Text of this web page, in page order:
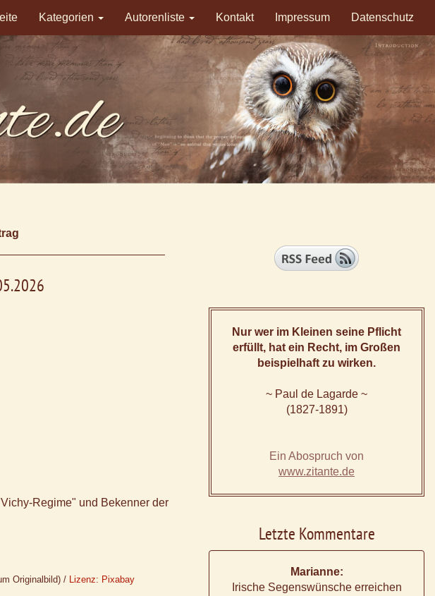
Kategorien Autorenliste Kontakt Impressum Datenschutz
Regime" und Bekenner der
Originalbild) / Lizenz: Pixabay
Nur wer im Kleinen seine Pflicht
erfüllt, hat ein Recht, im Großen
beispielhaft zu wirken.
~ Paul de Lagarde ~
(1827-1891)
Ein Abospruch von
www.zitante.de
Letzte Kommentare
Marianne:
Irische Segenswünsche erreichen